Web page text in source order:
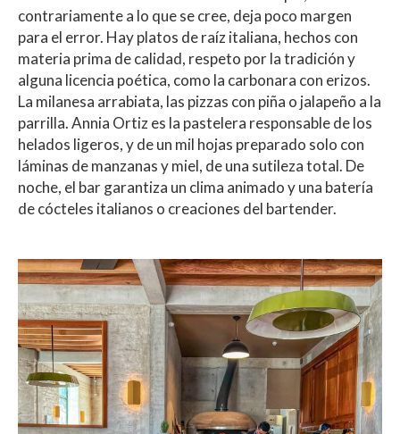
contrariamente a lo que se cree, deja poco margen
para el error. Hay platos de raíz italiana, hechos con
materia prima de calidad, respeto por la tradición y
alguna licencia poética, como la carbonara con erizos.
La milanesa arrabiata, las pizzas con piña o jalapeño a la
parrilla. Annia Ortiz es la pastelera responsable de los
helados ligeros, y de un mil hojas preparado solo con
láminas de manzanas y miel, de una sutileza total. De
noche, el bar garantiza un clima animado y una batería
de cócteles italianos o creaciones del bartender.